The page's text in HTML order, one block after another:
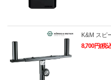
K&M スピ
8,700円(税